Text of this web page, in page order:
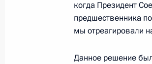
24 апреля 2012
Расширенное
когда Президент
предшественника
мы отреагировали
Данное решение